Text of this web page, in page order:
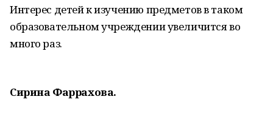
Интерес детей к изучению предметов в таком
образовательном учреждении увеличится во
много раз.
Сирина Фаррахова.